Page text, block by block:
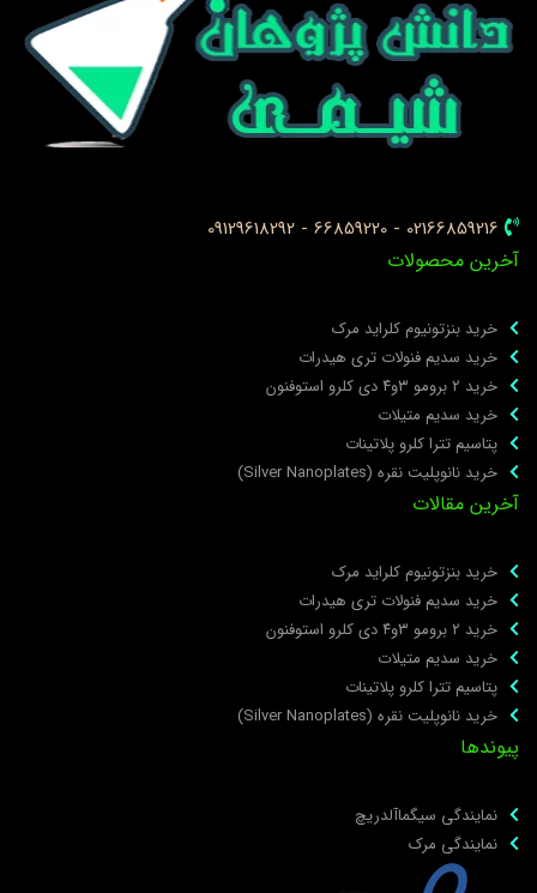
02166859216 - 66859220 - 09129618292
محصولات
خرید بنزتونیوم کلراید مرک
خرید سدیم فنولات تری هیدرات
خرید ۲ برومو ۳و۴ دی‌ کلرو استوفنون
خرید سدیم متیلات
پتاسیم تترا کلرو پلاتینات
خرید نانوپلیت نقره (Silver Nanoplates)
مقالات
خرید بنزتونیوم کلراید مرک
خرید سدیم فنولات تری هیدرات
خرید ۲ برومو ۳و۴ دی‌ کلرو استوفنون
خرید سدیم متیلات
پتاسیم تترا کلرو پلاتینات
خرید نانوپلیت نقره (Silver Nanoplates)
نمایندگی سیگماآلدریچ
نمایندگی مرک